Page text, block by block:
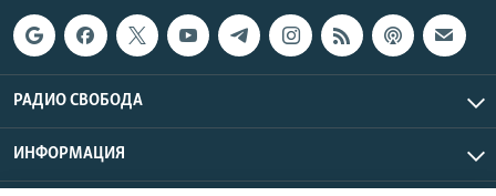
РАДИО СВОБОДА
ИНФОРМАЦИЯ